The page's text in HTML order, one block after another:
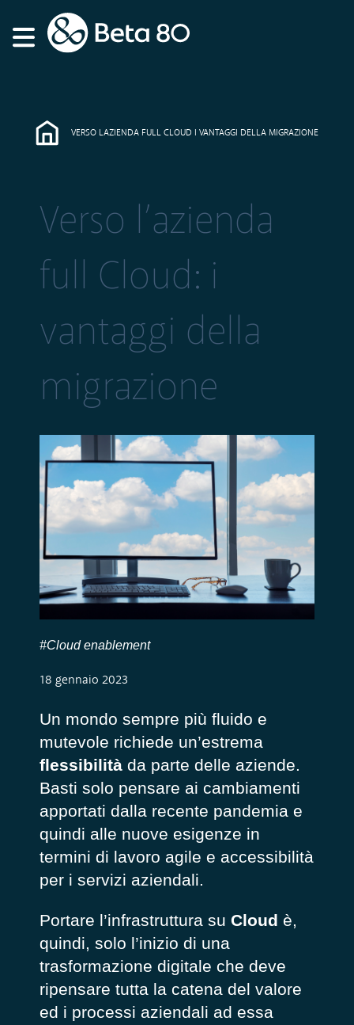
VERSO LAZIENDA FULL CLOUD I VANTAGGI DELLA MIGRAZIONE
Verso l’azienda
full Cloud: i
vantaggi della
migrazione
#Cloud enablement
18 gennaio 2023
Un mondo sempre più fluido e
mutevole richiede un’estrema
flessibilità da parte delle aziende.
Basti solo pensare ai cambiamenti
apportati dalla recente pandemia e
quindi alle nuove esigenze in
termini di lavoro agile e accessibilità
per i servizi aziendali.
Portare l’infrastruttura su Cloud è,
quindi, solo l’inizio di una
trasformazione digitale che deve
ripensare tutta la catena del valore
ed i processi aziendali ad essa